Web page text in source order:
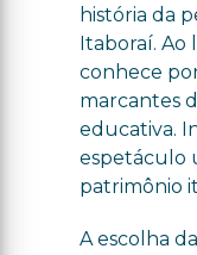
história da
Itaboraí. Ao
conhece
marcantes
educativa.
espetáculo
patrimônio
A escolha